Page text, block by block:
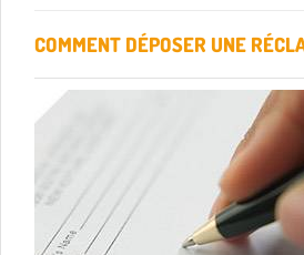
COMMENT DÉPOSER UNE